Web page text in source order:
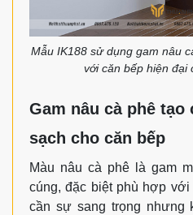
Mẫu IK188 sử dụng gam nâu
với căn bếp hiện đại
Gam nâu cà phê tạo
sạch cho căn bếp
Màu nâu cà phê là gam
cúng, đặc biệt phù hợp
cần sự sang trọng nhưng